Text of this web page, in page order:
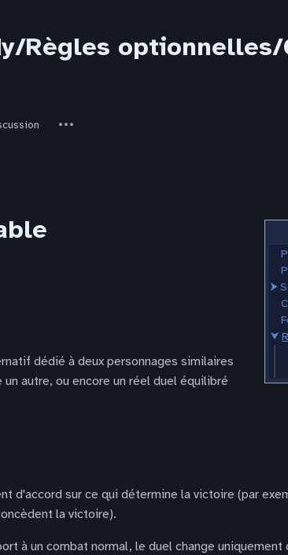
Règles
actions
⮞
⮟
dédié à deux personnages similaires
autre, ou encore un réel duel équilibré
d'accord sur ce qui détermine la victoire (par
la victoire).
à un combat normal, le duel change uniquement